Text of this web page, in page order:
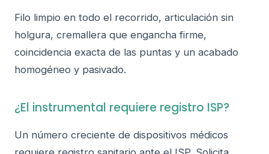
Filo limpio en todo el recorrido, articulación sin
holgura, cremallera que engancha firme,
coincidencia exacta de las puntas y un acabado
homogéneo y pasivado.
¿El instrumental requiere registro ISP?
Un número creciente de dispositivos médicos